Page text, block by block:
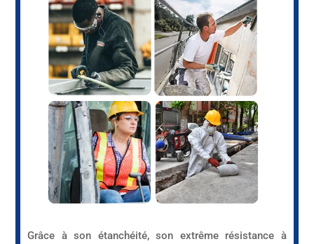
Grâce à son étanchéité, son extrême résistance à